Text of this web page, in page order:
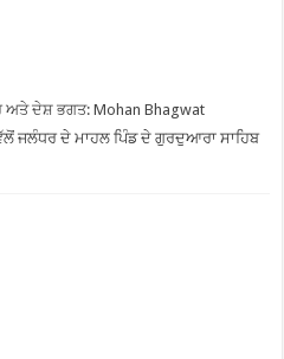
ਅਤੇ ਦੇਸ਼ ਭਗਤ: Mohan Bhagwat
ਜਲੰਧਰ ਦੇ ਮਾਹਲ ਪਿੰਡ ਦੇ ਗੁਰਦੁਆਰਾ ਸਾਹਿਬ